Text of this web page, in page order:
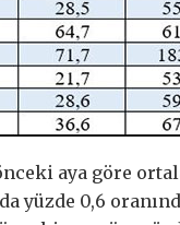
aya göre
yüzde 0,6